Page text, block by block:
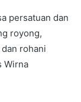
persatuan dan
royong,
rohani
Wirna